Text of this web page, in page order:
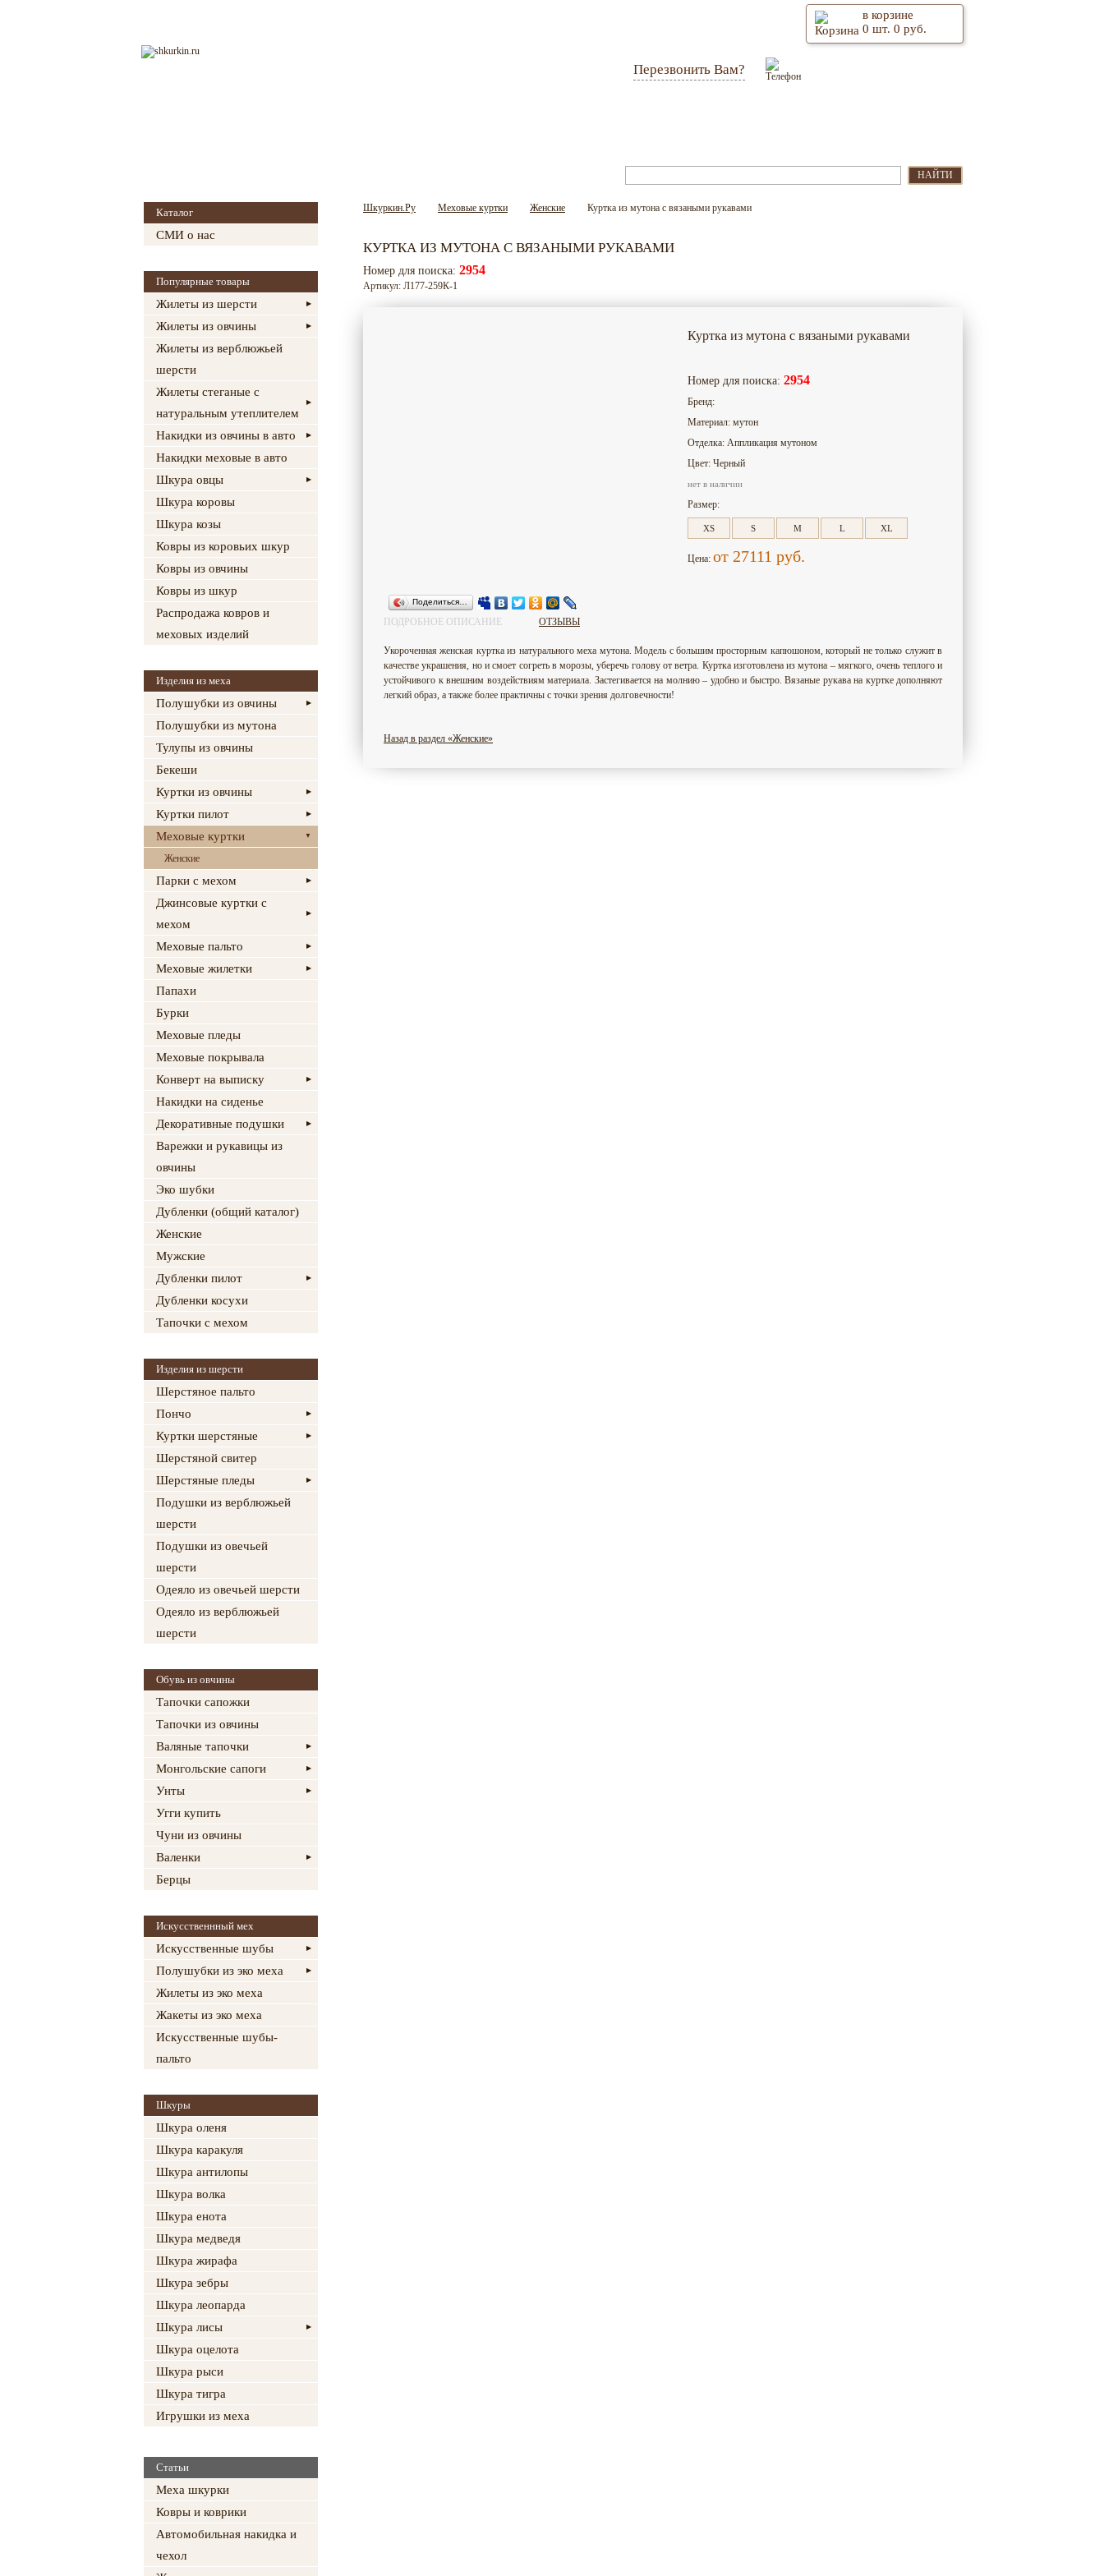
Перезвонить Вам?
в корзине
0 шт. 0 руб.
НАЙТИ
Каталог
СМИ о нас
Популярные товары
Жилеты из шерсти
Жилеты из овчины
Жилеты из верблюжьей
шерсти
Жилеты стеганые с
натуральным утеплителем
Накидки из овчины в авто
Накидки меховые в авто
Шкура овцы
Шкура коровы
Шкура козы
Ковры из коровьих шкур
Ковры из овчины
Ковры из шкур
Распродажа ковров и
меховых изделий
Изделия из меха
Полушубки из овчины
Полушубки из мутона
Тулупы из овчины
Бекеши
Куртки из овчины
Куртки пилот
Меховые куртки
Женские
Парки с мехом
Джинсовые куртки с
мехом
Меховые пальто
Меховые жилетки
Папахи
Бурки
Меховые пледы
Меховые покрывала
Конверт на выписку
Накидки на сиденье
Декоративные подушки
Варежки и рукавицы из
овчины
Эко шубки
Дубленки (общий каталог)
Женские
Мужские
Дубленки пилот
Дубленки косухи
Тапочки с мехом
Изделия из шерсти
Шерстяное пальто
Пончо
Куртки шерстяные
Шерстяной свитер
Шерстяные пледы
Подушки из верблюжьей
шерсти
Подушки из овечьей
шерсти
Одеяло из овечьей шерсти
Одеяло из верблюжьей
шерсти
Обувь из овчины
Тапочки сапожки
Тапочки из овчины
Валяные тапочки
Монгольские сапоги
Унты
Угги купить
Чуни из овчины
Валенки
Берцы
Искусственнный мех
Искусственные шубы
Полушубки из эко меха
Жилеты из эко меха
Жакеты из эко меха
Искусственные шубы-
пальто
Шкуры
Шкура оленя
Шкура каракуля
Шкура антилопы
Шкура волка
Шкура енота
Шкура медведя
Шкура жирафа
Шкура зебры
Шкура леопарда
Шкура лисы
Шкура оцелота
Шкура рыси
Шкура тигра
Игрушки из меха
Статьи
Меха шкурки
Ковры и коврики
Автомобильная накидка и
чехол
Шкуркин.Ру Меховые куртки Женские Куртка из мутона с вязаными рукавами
КУРТКА ИЗ МУТОНА С ВЯЗАНЫМИ РУКАВАМИ
Номер для поиска: 2954
Артикул: Л177-259К-1
Куртка из мутона с вязаными рукавами
Номер для поиска: 2954
Бренд:
Материал: мутон
Отделка: Аппликация мутоном
Цвет: Черный
нет в наличии
Размер:
XS S M L XL
Цена: от 27111 руб.
Поделиться…
ПОДРОБНОЕ ОПИСАНИЕ ОТЗЫВЫ
Укороченная женская куртка из натурального меха мутона. Модель с большим просторным капюшоном, который не только служит в
качестве украшения, но и смоет согреть в морозы, уберечь голову от ветра. Куртка изготовлена из мутона – мягкого, очень теплого и
устойчивого к внешним воздействиям материала. Застегивается на молнию – удобно и быстро. Вязаные рукава на куртке дополняют
легкий образ, а также более практичны с точки зрения долговечности!
Назад в раздел «Женские»